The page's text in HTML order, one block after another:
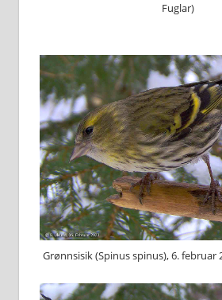
Fuglar)
G⁠rønnsisik (S⁠pinus spinus), 6. februar